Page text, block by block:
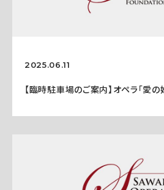
2025.06.11
【臨時駐車場のご案内】オペラ「愛